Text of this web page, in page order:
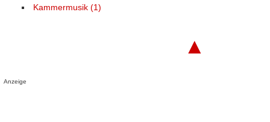
Kammermusik (1)
▲
Anzeige